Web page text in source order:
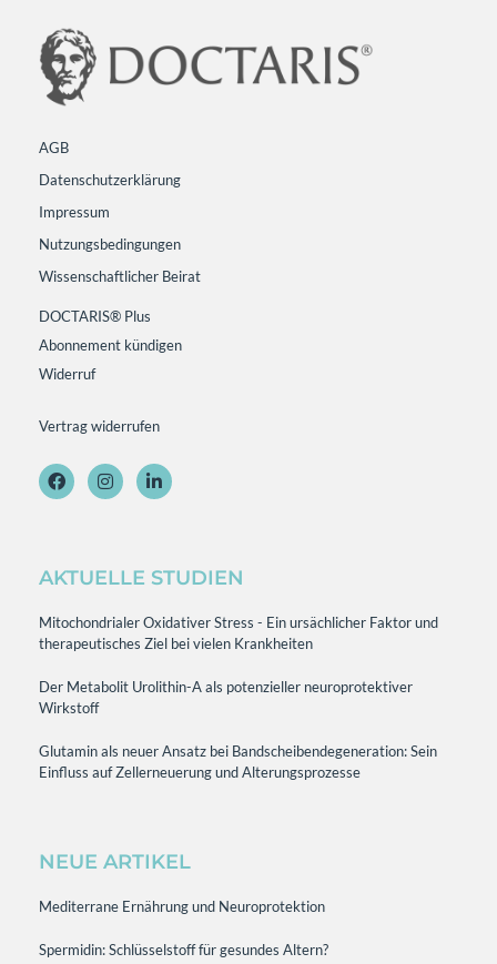
AGB
Datenschutzerklärung
Impressum
Nutzungsbedingungen
Wissenschaftlicher Beirat
DOCTARIS® Plus
Abonnement kündigen
Widerruf
Vertrag widerrufen
AKTUELLE STUDIEN
Mitochondrialer Oxidativer Stress - Ein ursächlicher Faktor und
therapeutisches Ziel bei vielen Krankheiten
Der Metabolit Urolithin-A als potenzieller neuroprotektiver
Wirkstoff
Glutamin als neuer Ansatz bei Bandscheibendegeneration: Sein
Einfluss auf Zellerneuerung und Alterungsprozesse
NEUE ARTIKEL
Mediterrane Ernährung und Neuroprotektion
Spermidin: Schlüsselstoff für gesundes Altern?